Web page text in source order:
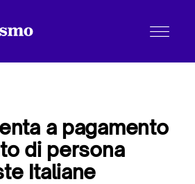
a pagamento
di persona
Italiane